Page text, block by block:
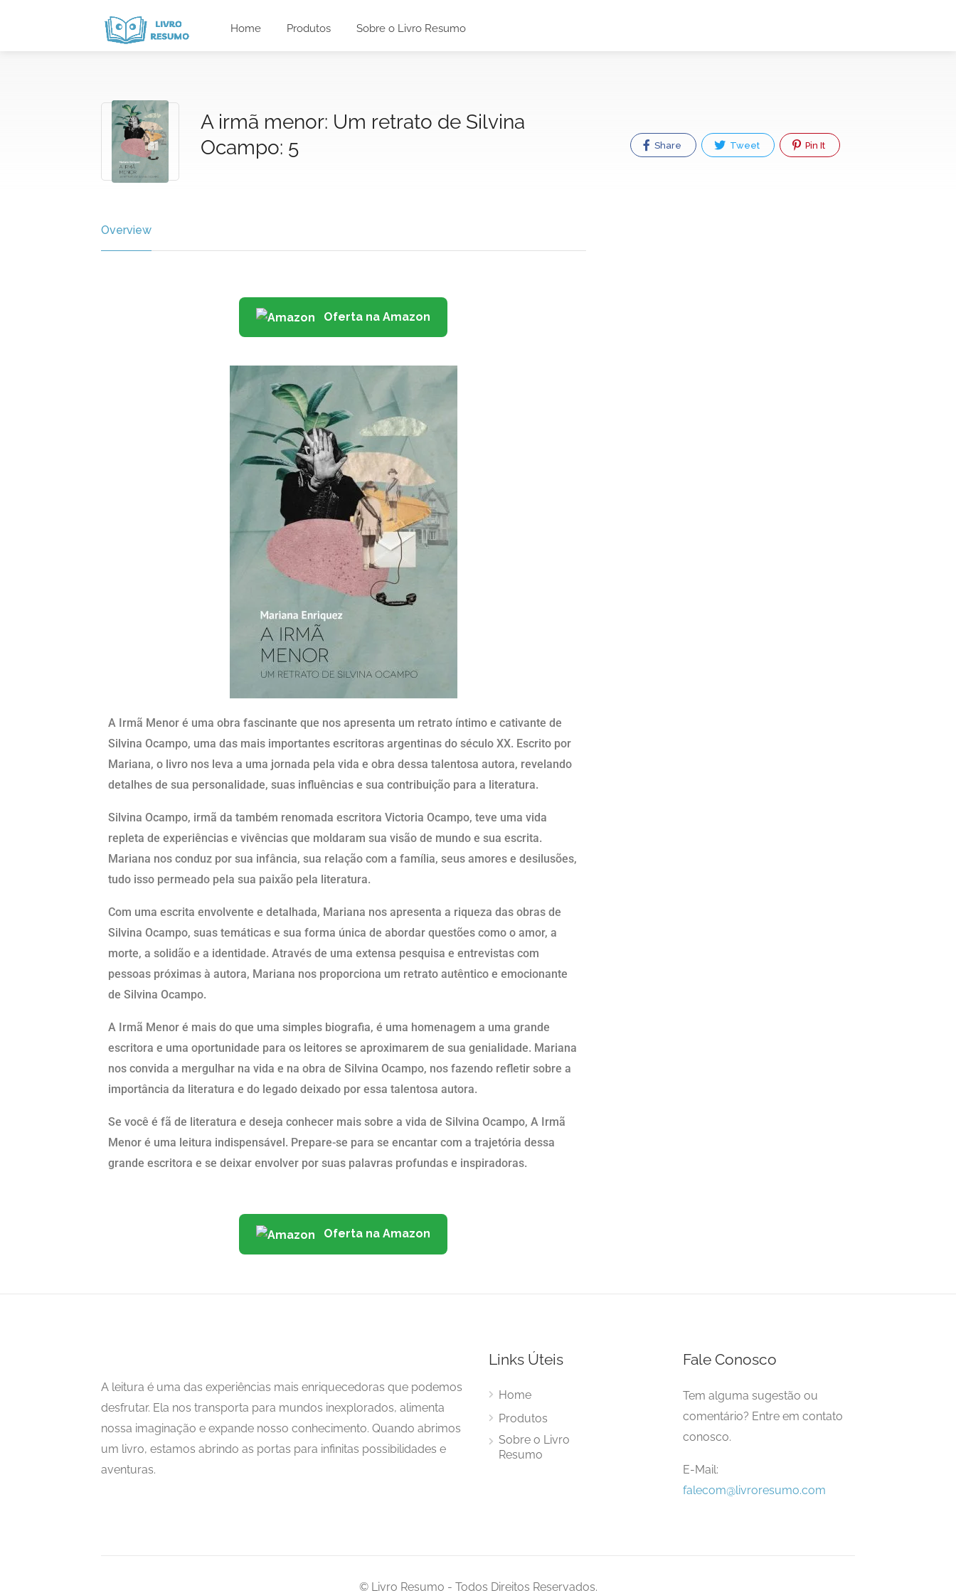
Home Produtos Sobre o Livro Resumo
A irmã menor: Um retrato de Silvina
Ocampo: 5
Overview
Oferta na Amazon
A Irmã Menor é uma obra fascinante que nos apresenta um retrato íntimo e cativante de
Silvina Ocampo, uma das mais importantes escritoras argentinas do século XX. Escrito por
Mariana, o livro nos leva a uma jornada pela vida e obra dessa talentosa autora, revelando
detalhes de sua personalidade, suas influências e sua contribuição para a literatura.
Silvina Ocampo, irmã da também renomada escritora Victoria Ocampo, teve uma vida
repleta de experiências e vivências que moldaram sua visão de mundo e sua escrita.
Mariana nos conduz por sua infância, sua relação com a família, seus amores e desilusões,
tudo isso permeado pela sua paixão pela literatura.
Com uma escrita envolvente e detalhada, Mariana nos apresenta a riqueza das obras de
Silvina Ocampo, suas temáticas e sua forma única de abordar questões como o amor, a
morte, a solidão e a identidade. Através de uma extensa pesquisa e entrevistas com
pessoas próximas à autora, Mariana nos proporciona um retrato autêntico e emocionante
de Silvina Ocampo.
A Irmã Menor é mais do que uma simples biografia, é uma homenagem a uma grande
escritora e uma oportunidade para os leitores se aproximarem de sua genialidade. Mariana
nos convida a mergulhar na vida e na obra de Silvina Ocampo, nos fazendo refletir sobre a
importância da literatura e do legado deixado por essa talentosa autora.
Se você é fã de literatura e deseja conhecer mais sobre a vida de Silvina Ocampo, A Irmã
Menor é uma leitura indispensável. Prepare-se para se encantar com a trajetória dessa
grande escritora e se deixar envolver por suas palavras profundas e inspiradoras.
Oferta na Amazon
Share Tweet Pin It
A leitura é uma das experiências mais enriquecedoras que podemos
desfrutar. Ela nos transporta para mundos inexplorados, alimenta
nossa imaginação e expande nosso conhecimento. Quando abrimos
um livro, estamos abrindo as portas para infinitas possibilidades e
aventuras.
Links Úteis
Home
Produtos
Sobre o Livro
Resumo
Fale Conosco
Tem alguma sugestão ou
comentário? Entre em contato
conosco.
E-Mail:
falecom@livroresumo.com
© Livro Resumo - Todos Direitos Reservados.